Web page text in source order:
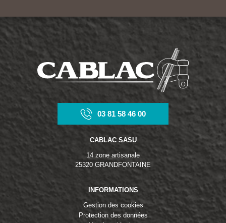
03 81 58 46 00
CABLAC SASU
14 zone artisanale
25320 GRANDFONTAINE
INFORMATIONS
Gestion des cookies
Protection des données